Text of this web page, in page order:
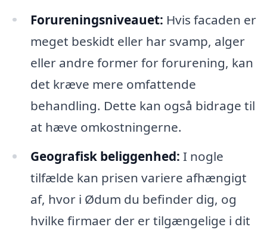
Forureningsniveauet: Hvis facaden er
meget beskidt eller har svamp, alger
eller andre former for forurening, kan
det kræve mere omfattende
behandling. Dette kan også bidrage til
at hæve omkostningerne.
Geografisk beliggenhed: I nogle
tilfælde kan prisen variere afhængigt
af, hvor i Ødum du befinder dig, og
hvilke firmaer der er tilgængelige i dit